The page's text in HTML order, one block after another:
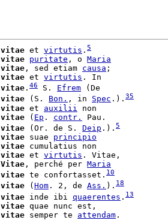
vitae et virtutis . 5
vitae puritate , o Maria
vitae , sed etiam causa ;
vitae et virtutis . In
vitae . 46 S. Efrem (De
vitae (S. Bon. , in Spec .). 35
vitae et auxilii
non
vitae ( Ep . contr.
Pau.
vitae (Or. de S. Deip .). 5
vitae suae principio
vitae cumulatius non
vitae et virtutis . Vitae,
Vitae , perché per Maria
vitae te confortasset. 10
vitae ( Hom . 2, de Ass. ). 18
vitae inde ibi quaerentes . 13
vitae quae nunc est,
vitae semper te attendam .